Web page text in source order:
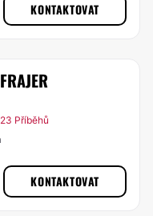
KONTAKTOVAT
23 Příběhů
KONTAKTOVAT